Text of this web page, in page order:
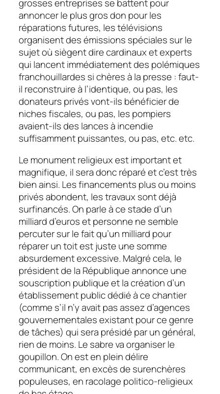
grosses entreprises se battent pour
annoncer le plus gros don pour les
réparations futures, les télévisions
organisent des émissions spéciales sur le
sujet où siègent dire cardinaux et experts
qui lancent immédiatement des polémiques
franchouillardes si chères à la presse : faut-
il reconstruire à l’identique, ou pas, les
donateurs privés vont-ils bénéficier de
niches fiscales, ou pas, les pompiers
avaient-ils des lances à incendie
suffisamment puissantes, ou pas, etc. etc.
Le monument religieux est important et
magnifique, il sera donc réparé et c’est très
bien ainsi. Les financements plus ou moins
privés abondent, les travaux sont déjà
surfinancés. On parle à ce stade d’un
milliard d’euros et personne ne semble
percuter sur le fait qu’un milliard pour
réparer un toit est juste une somme
absurdement excessive. Malgré cela, le
président de la République annonce une
souscription publique et la création d’un
établissement public dédié à ce chantier
(comme s’il n’y avait pas assez d’agences
gouvernementales existant pour ce genre
de tâches) qui sera présidé par un général,
rien de moins. Le sabre va organiser le
goupillon. On est en plein délire
communicant, en excès de surenchères
populeuses, en racolage politico-religieux